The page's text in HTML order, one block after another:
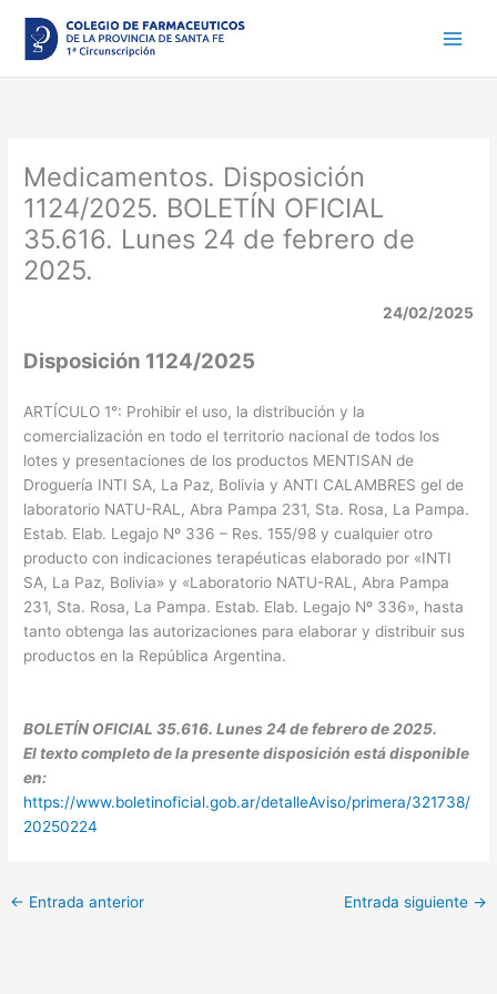
contenido
Medicamentos. Disposición
1124/2025. BOLETÍN OFICIAL
35.616. Lunes 24 de febrero de
2025.
24/02/2025
Disposición 1124/2025
ARTÍCULO 1°: Prohibir el uso, la distribución y la
comercialización en todo el territorio nacional de todos los
lotes y presentaciones de los productos MENTISAN de
Droguería INTI SA, La Paz, Bolivia y ANTI CALAMBRES gel de
laboratorio NATU-RAL, Abra Pampa 231, Sta. Rosa, La Pampa.
Estab. Elab. Legajo Nº 336 – Res. 155/98 y cualquier otro
producto con indicaciones terapéuticas elaborado por «INTI
SA, La Paz, Bolivia» y «Laboratorio NATU-RAL, Abra Pampa
231, Sta. Rosa, La Pampa. Estab. Elab. Legajo Nº 336», hasta
tanto obtenga las autorizaciones para elaborar y distribuir sus
productos en la República Argentina.
BOLETÍN OFICIAL 35.616. Lunes 24 de febrero de 2025.
El texto completo de la presente disposición está disponible
en:
https://www.boletinoficial.gob.ar/detalleAviso/primera/321738/
20250224
← Entrada anterior Entrada siguiente →